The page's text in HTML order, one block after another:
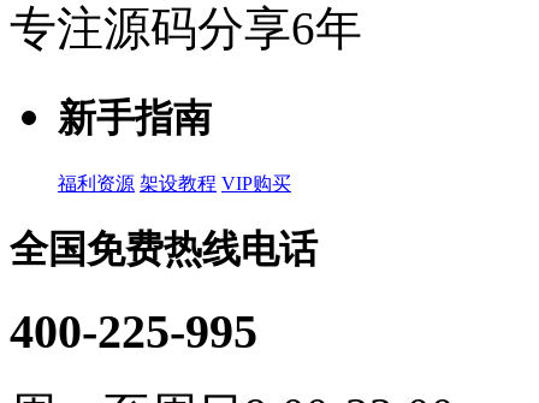
专注源码分享6年
新手指南
福利资源 架设教程 VIP购买
全国免费热线电话
400-225-995